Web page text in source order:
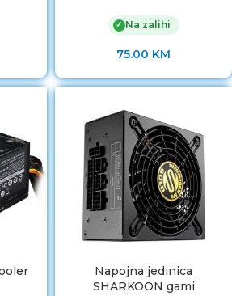
✓ Na zalihi
75.00 KM
Napojna jedinica
SHARKOON gami